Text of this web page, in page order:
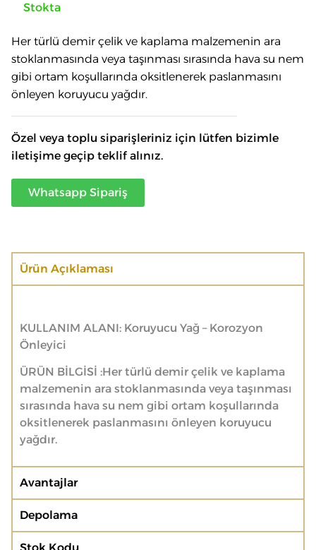
Stokta
Her türlü demir çelik ve kaplama malzemenin ara
stoklanmasında veya taşınması sırasında hava su nem
gibi ortam koşullarında oksitlenerek paslanmasını
önleyen koruyucu yağdır.
Özel veya toplu siparişleriniz için lütfen bizimle
iletişime geçip teklif alınız.
Whatsapp Sipariş
Ürün Açıklaması
KULLANIM ALANI: Koruyucu Yağ – Korozyon
Önleyici
ÜRÜN BİLGİSİ :Her türlü demir çelik ve kaplama
malzemenin ara stoklanmasında veya taşınması
sırasında hava su nem gibi ortam koşullarında
oksitlenerek paslanmasını önleyen koruyucu
yağdır.
Avantajlar
Depolama